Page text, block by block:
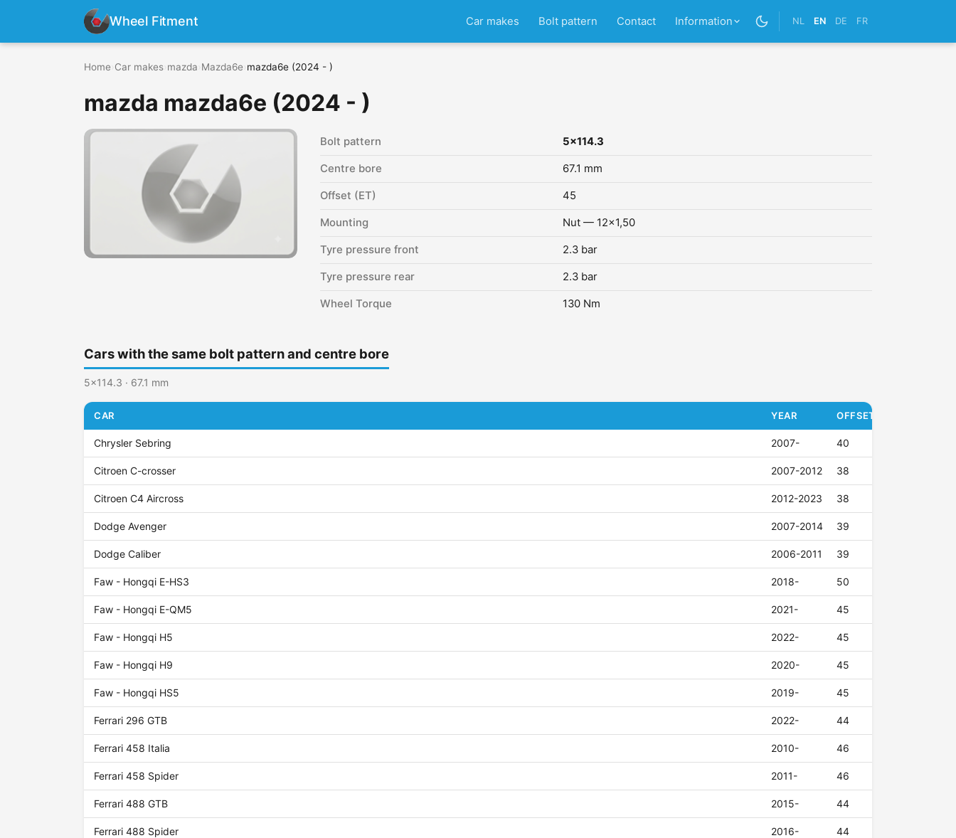
Wheel Fitment Car makes Bolt pattern Contact Information NL EN DE FR
Home Car makes mazda Mazda6e mazda6e (2024 - )
mazda mazda6e (2024 - )
Bolt pattern 5x114.3
Centre bore 67.1 mm
Offset (ET) 45
Mounting Nut — 12x1,50
Tyre pressure front 2.3 bar
Tyre pressure rear 2.3 bar
Wheel Torque 130 Nm
Cars with the same bolt pattern and centre bore
5x114.3 · 67.1 mm
CAR YEAR OFFSET (ET)
Chrysler Sebring 2007- 40
Citroen C-crosser 2007-2012 38
Citroen C4 Aircross 2012-2023 38
Dodge Avenger 2007-2014 39
Dodge Caliber 2006-2011 39
Faw - Hongqi E-HS3 2018- 50
Faw - Hongqi E-QM5 2021- 45
Faw - Hongqi H5 2022- 45
Faw - Hongqi H9 2020- 45
Faw - Hongqi HS5 2019- 45
Ferrari 296 GTB 2022- 44
Ferrari 458 Italia 2010- 46
Ferrari 458 Spider 2011- 46
Ferrari 488 GTB 2015- 44
Ferrari 488 Spider 2016- 44